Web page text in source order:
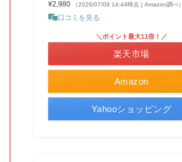
¥2,980
（2026/07/09 14:44時点 | Amazon調べ）
口コミを見る
Amazon
＼ポイント最大11倍！／
楽天市場
Yahooショッピング